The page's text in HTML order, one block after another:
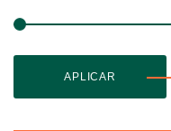
APLICAR